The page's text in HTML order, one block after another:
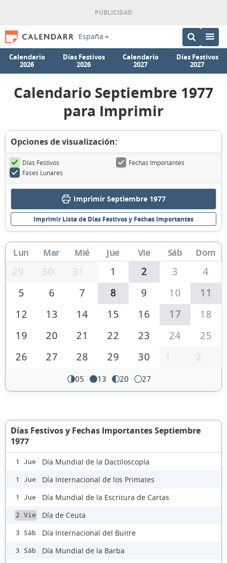
España
Calendario
2026
Días Festivos
2026
Calendario
2027
Días Festivos
2027
Calendario Septiembre 1977
para Imprimir
Opciones de visualización:
Días Festivos
Fechas Importantes
Fases Lunares
Imprimir Septiembre 1977
Imprimir Lista de Días Festivos y Fechas Importantes
Lun Mar Mié Jue Vie Sáb Dom
29 30 31 1 2 3
4
5
6 7 8 9 10
11
12
13 14 15 16 17
18
19
20 21 22 23 24
25
26
27 28 29 30 1 2
05 13 20 27
Días Festivos y Fechas Importantes Septiembre
1977
1 Jue Día Mundial de la Dactiloscopía
1 Jue Día Internacional de los Primates
1 Jue Día Mundial de la Escritura de Cartas
2 Vie Día de Ceuta
3 Sáb Día Internacional del Buitre
3 Sáb Día Mundial de la Barba